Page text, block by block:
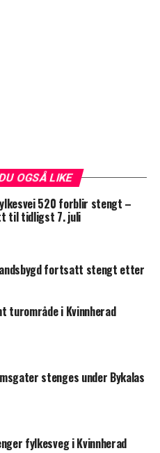
OGSÅ LIKE
520 forblir stengt –
til tidligst 7. juli
fortsatt stengt etter
turområde i Kvinnherad
stenges under Bykalas
fylkesveg i Kvinnherad